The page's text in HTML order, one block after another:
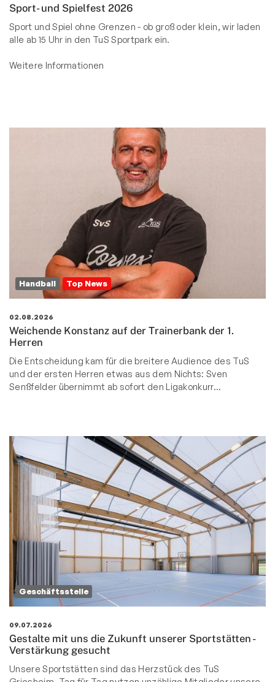
Sport- und Spielfest 2026
Sport und Spiel ohne Grenzen - ob groß oder klein, wir laden
alle ab 15 Uhr in den TuS Sportpark ein.
Weitere Informationen
Handball Top News
02.08.2026
Weichende Konstanz auf der Trainerbank der 1.
Herren
Die Entscheidung kam für die breitere Audience des TuS
und der ersten Herren etwas aus dem Nichts: Sven
Senßfelder übernimmt ab sofort den Ligakonkurr…
Geschäftsstelle
09.07.2026
Gestalte mit uns die Zukunft unserer Sportstätten -
Verstärkung gesucht
Unsere Sportstätten sind das Herzstück des TuS